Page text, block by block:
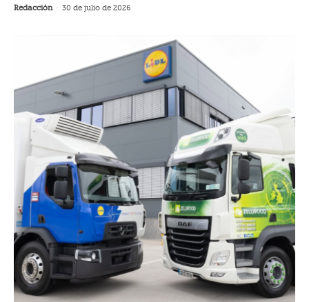
Redacción - 30 de julio de 2026